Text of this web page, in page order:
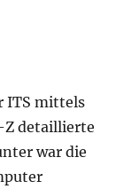
ITS mittels
detaillierte
war die